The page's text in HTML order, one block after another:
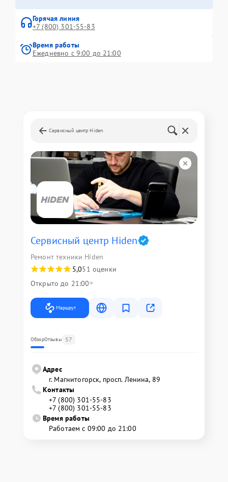
Горячая линия
+7 (800) 301-55-83
Время работы
Ежедневно с 9:00 до 21:00
Сервисный центр Hiden
Сервисный центр Hiden
Ремонт техники Hiden
5,051 оценки
Открыто до 21:00
Маршрут
ОбзорОтзывы 57
Адрес
г. Магнитогорск, просп. Ленина, 89
Контакты
+7 (800) 301-55-83
+7 (800) 301-55-83
Время работы
Работаем с 09:00 до 21:00